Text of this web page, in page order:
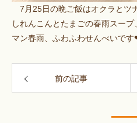
7月25日の晩ご飯はオクラとツ
しれんこんとたまごの春雨スー
マン春雨、ふわふわせんべいで
前の記事